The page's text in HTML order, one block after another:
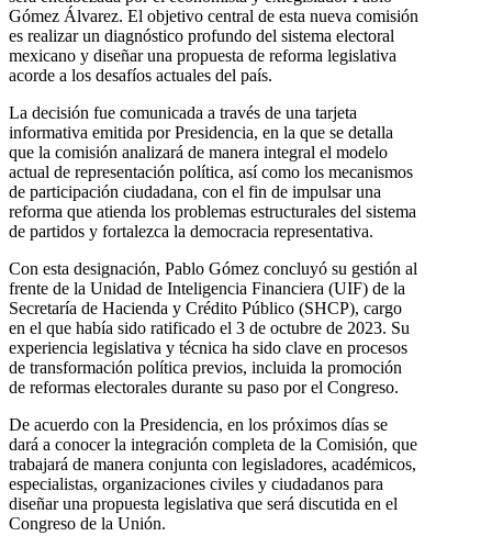
Gómez Álvarez. El objetivo central de esta nueva comisión
es realizar un diagnóstico profundo del sistema electoral
mexicano y diseñar una propuesta de reforma legislativa
acorde a los desafíos actuales del país.
La decisión fue comunicada a través de una tarjeta
informativa emitida por Presidencia, en la que se detalla
que la comisión analizará de manera integral el modelo
actual de representación política, así como los mecanismos
de participación ciudadana, con el fin de impulsar una
reforma que atienda los problemas estructurales del sistema
de partidos y fortalezca la democracia representativa.
Con esta designación, Pablo Gómez concluyó su gestión al
frente de la Unidad de Inteligencia Financiera (UIF) de la
Secretaría de Hacienda y Crédito Público (SHCP), cargo
en el que había sido ratificado el 3 de octubre de 2023. Su
experiencia legislativa y técnica ha sido clave en procesos
de transformación política previos, incluida la promoción
de reformas electorales durante su paso por el Congreso.
De acuerdo con la Presidencia, en los próximos días se
dará a conocer la integración completa de la Comisión, que
trabajará de manera conjunta con legisladores, académicos,
especialistas, organizaciones civiles y ciudadanos para
diseñar una propuesta legislativa que será discutida en el
Congreso de la Unión.